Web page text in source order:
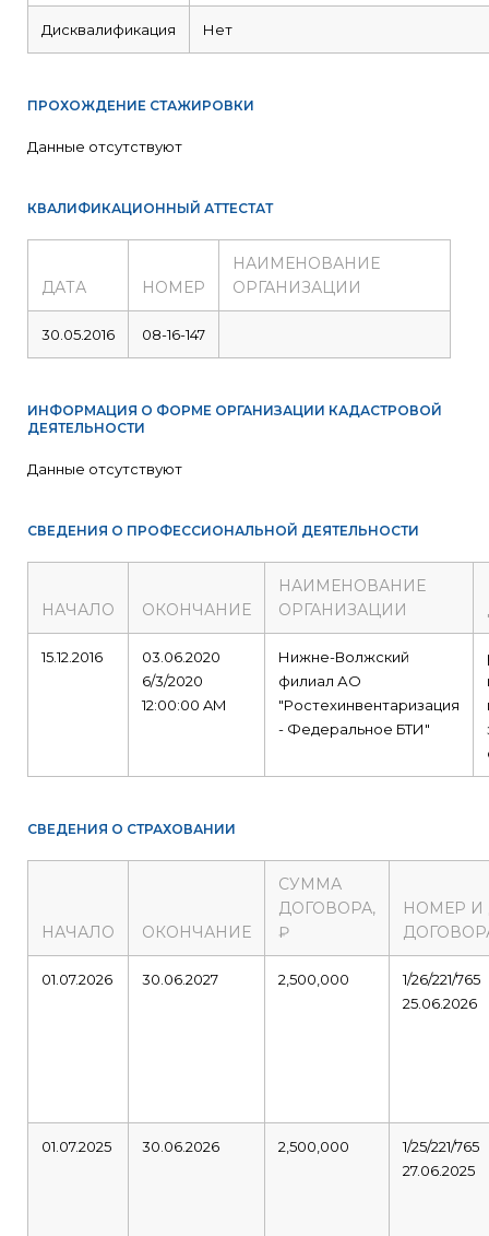
Дисквалификация Нет
ПРОХОЖДЕНИЕ СТАЖИРОВКИ
Данные отсутствуют
КВАЛИФИКАЦИОННЫЙ АТТЕСТАТ
ДАТА НОМЕР
НАИМЕНОВАНИЕ
ОРГАНИЗАЦИИ
30.05.2016 08-16-147
ИНФОРМАЦИЯ О ФОРМЕ ОРГАНИЗАЦИИ КАДАСТРОВОЙ
ДЕЯТЕЛЬНОСТИ
Данные отсутствуют
СВЕДЕНИЯ О ПРОФЕССИОНАЛЬНОЙ ДЕЯТЕЛЬНОСТИ
НАЧАЛО ОКОНЧАНИЕ
НАИМЕНОВАНИЕ
ОРГАНИЗАЦИИ
15.12.2016
03.06.2020
6/3/2020
12:00:00 AM
Нижне-Волжский
филиал АО
"Ростехинвентаризация
- Федеральное БТИ"
СВЕДЕНИЯ О СТРАХОВАНИИ
НАЧАЛО ОКОНЧАНИЕ
СУММА
ДОГОВОРА,
₽
НОМЕР И
01.07.2026 30.06.2027 2,500,000
1/26/221/765
25.06.2026
01.07.2025 30.06.2026 2,500,000
1/25/221/765
27.06.2025